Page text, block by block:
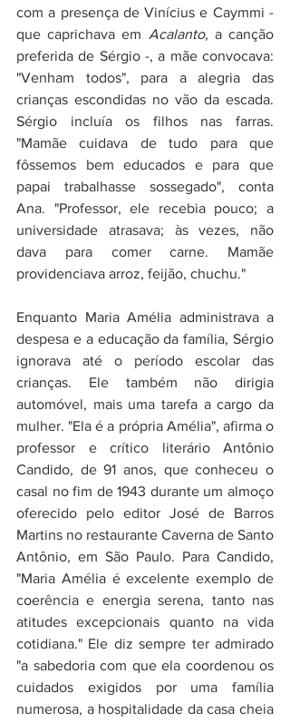
com a presença de Vinícius e Caymmi -
que caprichava em Acalanto, a canção
preferida de Sérgio -, a mãe convocava:
"Venham todos", para a alegria das
crianças escondidas no vão da escada.
Sérgio incluía os filhos nas farras.
"Mamãe cuidava de tudo para que
fôssemos bem educados e para que
papai trabalhasse sossegado", conta
Ana. "Professor, ele recebia pouco; a
universidade atrasava; às vezes, não
dava para comer carne. Mamãe
providenciava arroz, feijão, chuchu."
Enquanto Maria Amélia administrava a
despesa e a educação da família, Sérgio
ignorava até o período escolar das
crianças. Ele também não dirigia
automóvel, mais uma tarefa a cargo da
mulher. "Ela é a própria Amélia", afirma o
professor e crítico literário Antônio
Candido, de 91 anos, que conheceu o
casal no fim de 1943 durante um almoço
oferecido pelo editor José de Barros
Martins no restaurante Caverna de Santo
Antônio, em São Paulo. Para Candido,
"Maria Amélia é excelente exemplo de
coerência e energia serena, tanto nas
atitudes excepcionais quanto na vida
cotidiana." Ele diz sempre ter admirado
"a sabedoria com que ela coordenou os
cuidados exigidos por uma família
numerosa, a hospitalidade da casa cheia